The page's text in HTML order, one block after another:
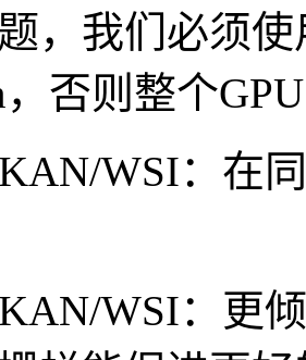
，我们必须使
，否则整个
WSI：在同
WSI：更倾